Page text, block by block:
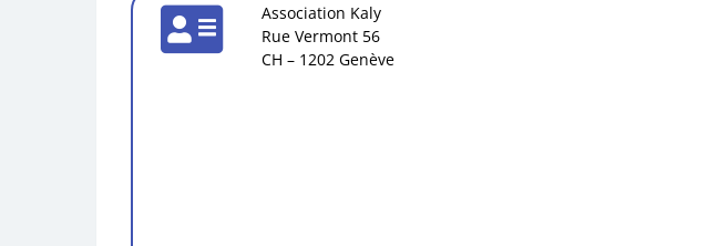
Association Kaly
Rue Vermont 56
CH – 1202 Genève